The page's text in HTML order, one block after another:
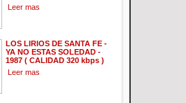
Leer mas
LOS LIRIOS DE SANTA FE -
YA NO ESTAS SOLEDAD -
1987 ( CALIDAD 320 kbps )
Leer mas